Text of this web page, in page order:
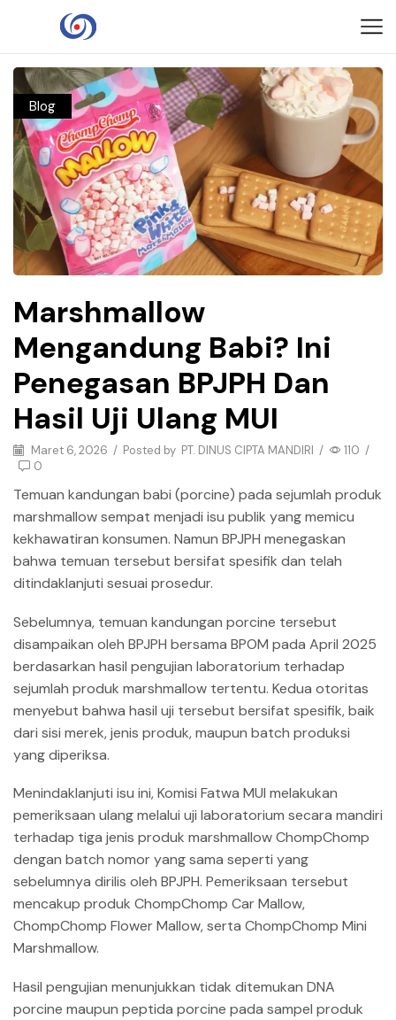
Blog
Marshmallow
Mengandung Babi? Ini
Penegasan BPJPH Dan
Hasil Uji Ulang MUI
Maret 6, 2026 / Posted by PT. DINUS CIPTA MANDIRI / 110 /
0
Temuan kandungan babi (porcine) pada sejumlah produk
marshmallow sempat menjadi isu publik yang memicu
kekhawatiran konsumen. Namun BPJPH menegaskan
bahwa temuan tersebut bersifat spesifik dan telah
ditindaklanjuti sesuai prosedur.
Sebelumnya, temuan kandungan porcine tersebut
disampaikan oleh BPJPH bersama BPOM pada April 2025
berdasarkan hasil pengujian laboratorium terhadap
sejumlah produk marshmallow tertentu. Kedua otoritas
menyebut bahwa hasil uji tersebut bersifat spesifik, baik
dari sisi merek, jenis produk, maupun batch produksi
yang diperiksa.
Menindaklanjuti isu ini, Komisi Fatwa MUI melakukan
pemeriksaan ulang melalui uji laboratorium secara mandiri
terhadap tiga jenis produk marshmallow ChompChomp
dengan batch nomor yang sama seperti yang
sebelumnya dirilis oleh BPJPH. Pemeriksaan tersebut
mencakup produk ChompChomp Car Mallow,
ChompChomp Flower Mallow, serta ChompChomp Mini
Marshmallow.
Hasil pengujian menunjukkan tidak ditemukan DNA
porcine maupun peptida porcine pada sampel produk